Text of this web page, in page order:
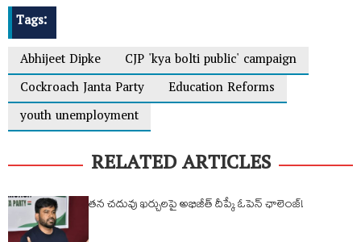
Tags:
Abhijeet Dipke
CJP 'kya bolti public' campaign
Cockroach Janta Party
Education Reforms
youth unemployment
RELATED ARTICLES
తన చదువు ఖర్చులపై అభిజీత్ దీప్కే ఓపెన్ ఛాలెంజ్!